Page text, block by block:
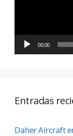
00:00
Entradas
Daher Aircraft